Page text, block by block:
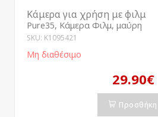
Κάμερα για χρήση με φιλμ
Pure35, Κάμερα Φιλμ, μαύρη
SKU: K1095421
Μη διαθέσιμο
29.90€
Προσθήκη